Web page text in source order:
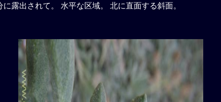
に露出されて。 水平な区域。 北に直面する斜面。